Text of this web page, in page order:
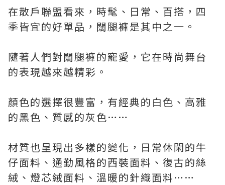
在散戶聯盟看來，時髦、日常、百搭，四
季皆宜的好單品，闊腿褲是其中之一。
隨著人們對闊腿褲的寵愛，它在時尚舞台
的表現越來越精彩。
顏色的選擇很豐富，有經典的白色、高雅
的黑色、質感的灰色……
材質也呈現出多樣的變化，日常休閑的牛
仔面料、通勤風格的西裝面料、復古的絲
絨、燈芯絨面料、溫暖的針織面料……